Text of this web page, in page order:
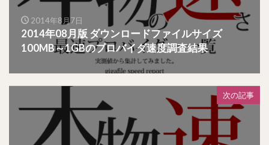
2014年8月7日
2014年08月版 ダウンロードファイルサイズ
100MB～1GBのプロバイダ速度調査結果
次の記事